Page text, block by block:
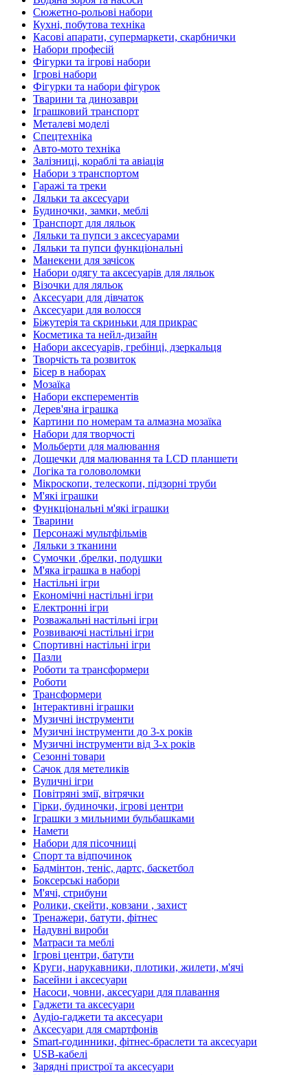
Сюжетно-рольові набори
Кухні, побутова техніка
Касові апарати, супермаркети, скарбнички
Набори професій
Фігурки та ігрові набори
Ігрові набори
Фігурки та набори фігурок
Тварини та динозаври
Іграшковий транспорт
Металеві моделі
Спецтехніка
Авто-мото техніка
Залізниці, кораблі та авіація
Набори з транспортом
Гаражі та треки
Ляльки та аксесуари
Будиночки, замки, меблі
Транспорт для ляльок
Ляльки та пупси з аксесуарами
Ляльки та пупси функціональні
Манекени для зачісок
Набори одягу та аксесуарів для ляльок
Візочки для ляльок
Аксесуари для дівчаток
Аксесуари для волосся
Біжутерія та скриньки для прикрас
Косметика та нейл-дизайн
Набори аксесуарів, гребінці, дзеркальця
Творчість та розвиток
Бісер в наборах
Мозаїка
Набори експерементів
Дерев'яна іграшка
Картини по номерам та алмазна мозаїка
Набори для творчості
Мольберти для малювання
Дощечки для малювання та LCD планшети
Логіка та головоломки
Мікроскопи, телескопи, підзорні труби
М'які іграшки
Функціональні м'які іграшки
Тварини
Персонажі мультфільмів
Ляльки з тканини
Сумочки ,брелки, подушки
М'яка іграшка в наборі
Настільні ігри
Економічні настільні ігри
Електронні ігри
Розважальні настільні ігри
Розвиваючі настільні ігри
Спортивні настільні ігри
Пазли
Роботи та трансформери
Роботи
Трансформери
Інтерактивні іграшки
Музичні інструменти
Музичні інструменти до 3-х років
Музичні інструменти від 3-х років
Сезонні товари
Сачок для метеликів
Вуличні ігри
Повітряні змії, вітрячки
Гірки, будиночки, ігрові центри
Іграшки з мильними бульбашками
Намети
Набори для пісочниці
Спорт та відпочинок
Бадмінтон, теніс, дартс, баскетбол
Боксерські набори
М'ячі, стрибуни
Ролики, скейти, ковзани , захист
Тренажери, батути, фітнес
Надувні вироби
Матраси та меблі
Ігрові центри, батути
Круги, нарукавники, плотики, жилети, м'ячі
Басейни і аксесуари
Насоси, човни, аксесуари для плавання
Гаджети та аксесуари
Аудіо-гаджети та аксесуари
Аксесуари для смартфонів
Smart-годинники, фітнес-браслети та аксесуари
USB-кабелі
Зарядні пристрої та аксесуари